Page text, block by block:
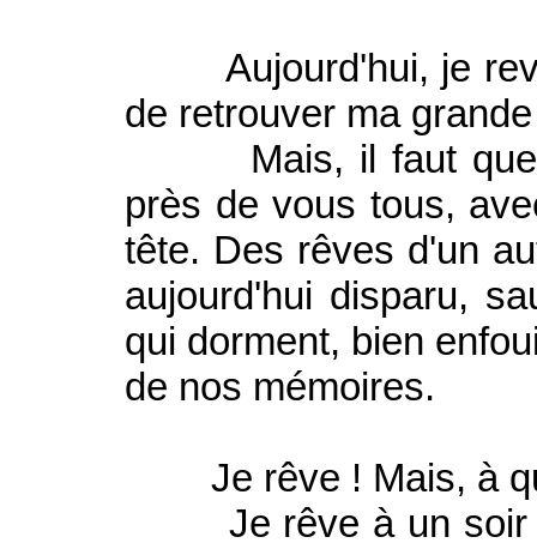
Aujourd'hui, je
de retrouver ma
Mais, il faut que
près de vous tous,
tête. Des rêves d'un
aujourd'hui disparu,
qui dorment, bien
de nos mémoires.
Je rêve ! Mais, à
Je rêve à un soir